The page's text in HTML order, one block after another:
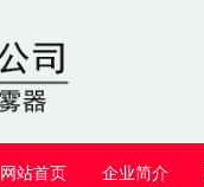
网站首页 企业简介